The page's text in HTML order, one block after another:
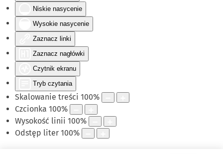
Niskie nasycenie
Wysokie nasycenie
Zaznacz linki
Zaznacz nagłówki
Czytnik ekranu
Tryb czytania
Skalowanie treści 100%
Czcionka 100%
Wysokość linii 100%
Odstęp liter 100%